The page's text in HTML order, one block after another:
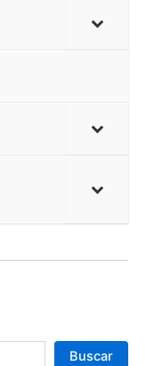
Buscar